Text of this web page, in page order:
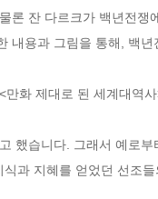
론 잔 다르크가 백년전
내용과 그림을 통해, 백
화 제대로 된 세계대역
했습니다. 그래서 예로
과 지혜를 얻었던 선조